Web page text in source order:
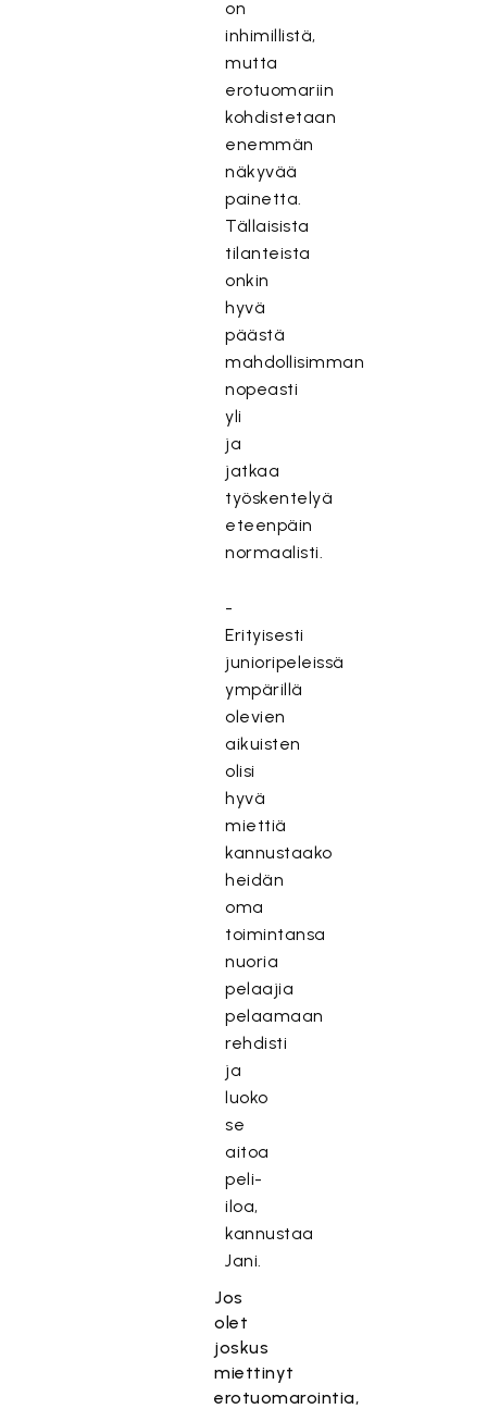
on
inhimillistä,
mutta
erotuomariin
kohdistetaan
enemmän
näkyvää
painetta.
Tällaisista
tilanteista
onkin
hyvä
päästä
mahdollisimman
nopeasti
yli
ja
jatkaa
työskentelyä
eteenpäin
normaalisti.
-
Erityisesti
junioripeleissä
ympärillä
olevien
aikuisten
olisi
hyvä
miettiä
kannustaako
heidän
oma
toimintansa
nuoria
pelaajia
pelaamaan
rehdisti
ja
luoko
se
aitoa
peli-
iloa,
kannustaa
Jani.
Jos
olet
joskus
miettinyt
erotuomarointia,